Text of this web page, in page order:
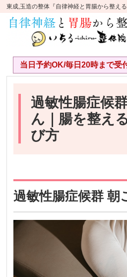
東成,玉造の整体『自律神経と胃腸から整え
当日予約OK/毎日20時まで受
過敏性腸症候
ん｜腸を整え
び方
過敏性腸症候群 朝